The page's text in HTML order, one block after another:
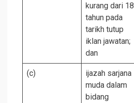
kurang dari 18
tahun pada
tarikh tutup
iklan jawatan;
dan
(c)
ijazah sarjana
muda dalam
bidang